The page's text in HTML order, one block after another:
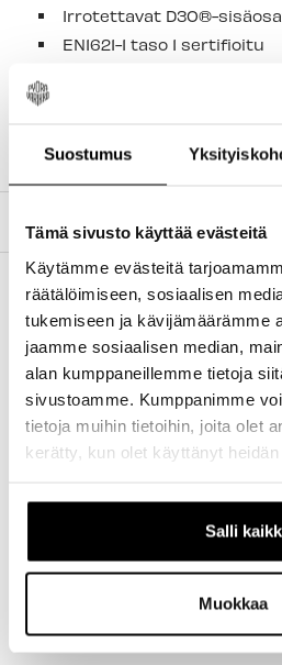
Suostumus
Tämä sivusto käyttää evästeitä
Käytämme evästeitä
räätälöimiseen, sosiaalisen
tukemiseen ja kävijämäärämme
jaamme sosiaalisen median,
alan kumppaneillemme tietoja
sivustoamme. Kumppanimme
tietoja muihin tietoihin, joita olet
kerätty, kun olet käyttänyt heidän
Salli
Muokkaa
Irrotettavat D3O®-
EN1621-1 taso 1 sertifioitu
täysin estää
76 % nailonia, 24 %
5.00
Arvostele
New content loaded